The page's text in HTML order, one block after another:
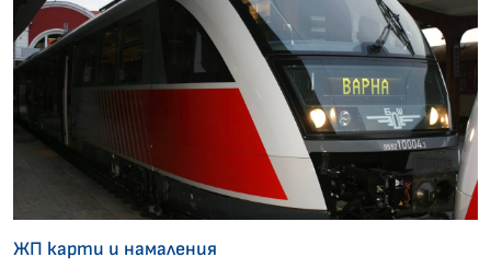
ЖП карти и намаления